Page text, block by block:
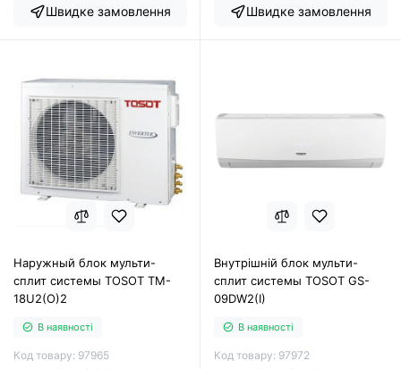
Швидке замовлення Швидке замовлення
Наружный блок мульти-
сплит системы TOSOT TM-
18U2(O)2
В наявності
Код товару: 97965
Внутрішній блок мульти-
сплит системы TOSOT GS-
09DW2(I)
В наявності
Код товару: 97972